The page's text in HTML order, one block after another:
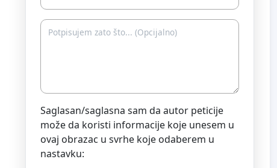
Saglasan/saglasna sam da autor peticije
može da koristi informacije koje unesem u
ovaj obrazac u svrhe koje odaberem u
nastavku: